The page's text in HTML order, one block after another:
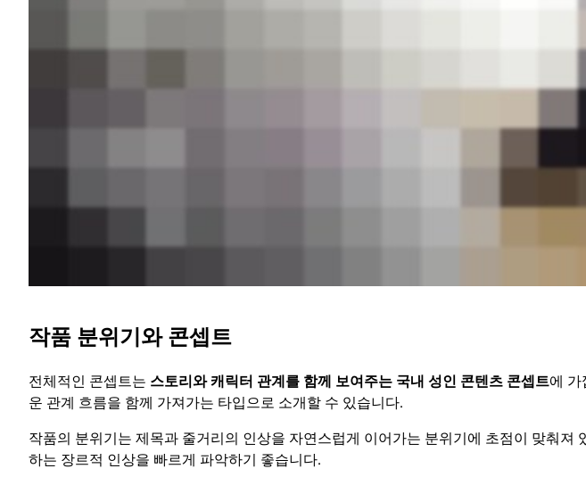
작품 분위기와 콘셉트
전체적인 콘셉트는 스토리와 캐릭터 관계를 함께 보여주는 국내 성인 콘텐츠 콘셉트에
운 관계 흐름을 함께 가져가는 타입으로 소개할 수 있습니다.
작품의 분위기는 제목과 줄거리의 인상을 자연스럽게 이어가는 분위기에 초점이 맞춰
하는 장르적 인상을 빠르게 파악하기 좋습니다.